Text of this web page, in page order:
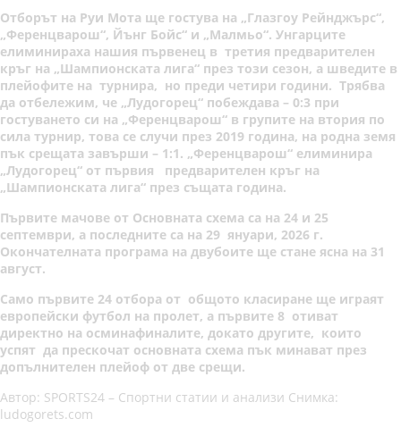
Отборът на Руи Мота ще гостува на „Глазгоу Рейнджърс“,
„Ференцварош“, Йънг Бойс“ и „Малмьо“. Унгарците
елиминираха нашия първенец в третия предварителен
кръг на „Шампионската лига“ през този сезон, а шведите в
плейофите на турнира, но преди четири години. Трябва
да отбележим, че „Лудогорец“ побеждава – 0:3 при
гостуването си на „Ференцварош“ в групите на втория по
сила турнир, това се случи през 2019 година, на родна земя
пък срещата завърши – 1:1. „Ференцварош“ елиминира
„Лудогорец“ от първия предварителен кръг на
„Шампионската лига“ през същата година.
Първите мачове от Основната схема са на 24 и 25
септември, а последните са на 29 януари, 2026 г.
Окончателната програма на двубоите ще стане ясна на 31
август.
Само първите 24 отбора от общото класиране ще играят
европейски футбол на пролет, а първите 8 отиват
директно на осминафиналите, докато другите, които
успят да прескочат основната схема пък минават през
допълнителен плейоф от две срещи.
Автор: SPORTS24 – Спортни статии и анализи Снимка:
ludogorets.com